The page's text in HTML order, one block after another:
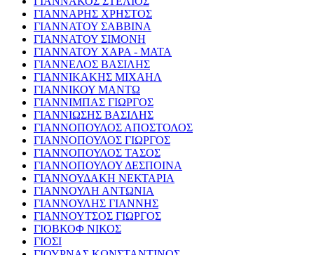
ΓΙΑΝΝΑΡΗΣ ΧΡΗΣΤΟΣ
ΓΙΑΝΝΑΤΟΥ ΣΑΒΒΙΝΑ
ΓΙΑΝΝΑΤΟΥ ΣΙΜΟΝΗ
ΓΙΑΝΝΑΤΟΥ ΧΑΡΑ - ΜΑΤΑ
ΓΙΑΝΝΕΛΟΣ ΒΑΣΙΛΗΣ
ΓΙΑΝΝΙΚΑΚΗΣ ΜΙΧΑΗΛ
ΓΙΑΝΝΙΚΟΥ ΜΑΝΤΩ
ΓΙΑΝΝΙΜΠΑΣ ΓΙΩΡΓΟΣ
ΓΙΑΝΝΙΩΣΗΣ ΒΑΣΙΛΗΣ
ΓΙΑΝΝΟΠΟΥΛΟΣ ΑΠΟΣΤΟΛΟΣ
ΓΙΑΝΝΟΠΟΥΛΟΣ ΓΙΩΡΓΟΣ
ΓΙΑΝΝΟΠΟΥΛΟΣ ΤΑΣΟΣ
ΓΙΑΝΝΟΠΟΥΛΟΥ ΔΕΣΠΟΙΝΑ
ΓΙΑΝΝΟΥΔΑΚΗ ΝΕΚΤΑΡΙΑ
ΓΙΑΝΝΟΥΛΗ ΑΝΤΩΝΙΑ
ΓΙΑΝΝΟΥΛΗΣ ΓΙΑΝΝΗΣ
ΓΙΑΝΝΟΥΤΣΟΣ ΓΙΩΡΓΟΣ
ΓΙΟΒΚΟΦ ΝΙΚΟΣ
ΓΙΟΣΙ